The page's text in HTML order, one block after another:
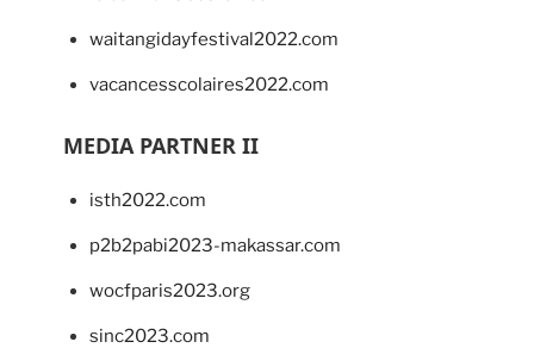
waitangidayfestival2022.com
vacancesscolaires2022.com
MEDIA PARTNER II
isth2022.com
p2b2pabi2023-makassar.com
wocfparis2023.org
sinc2023.com